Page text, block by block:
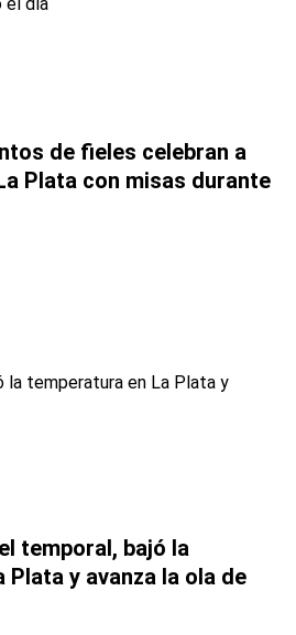
de fieles celebran a
Plata con misas durante
temporal, bajó la
Plata y avanza la ola de